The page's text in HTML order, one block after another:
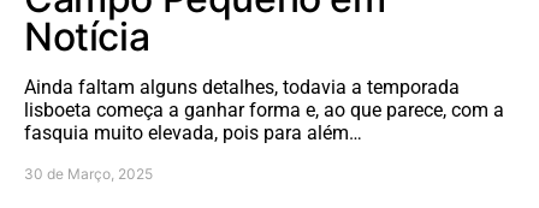
Notícia
Ainda faltam alguns detalhes, todavia a temporada
lisboeta começa a ganhar forma e, ao que parece, com a
fasquia muito elevada, pois para além…
30 de Março, 2025